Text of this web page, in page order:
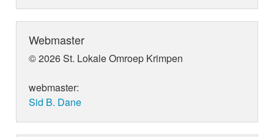
Webmaster
© 2026 St. Lokale Omroep Krimpen
webmaster:
Sid B. Dane